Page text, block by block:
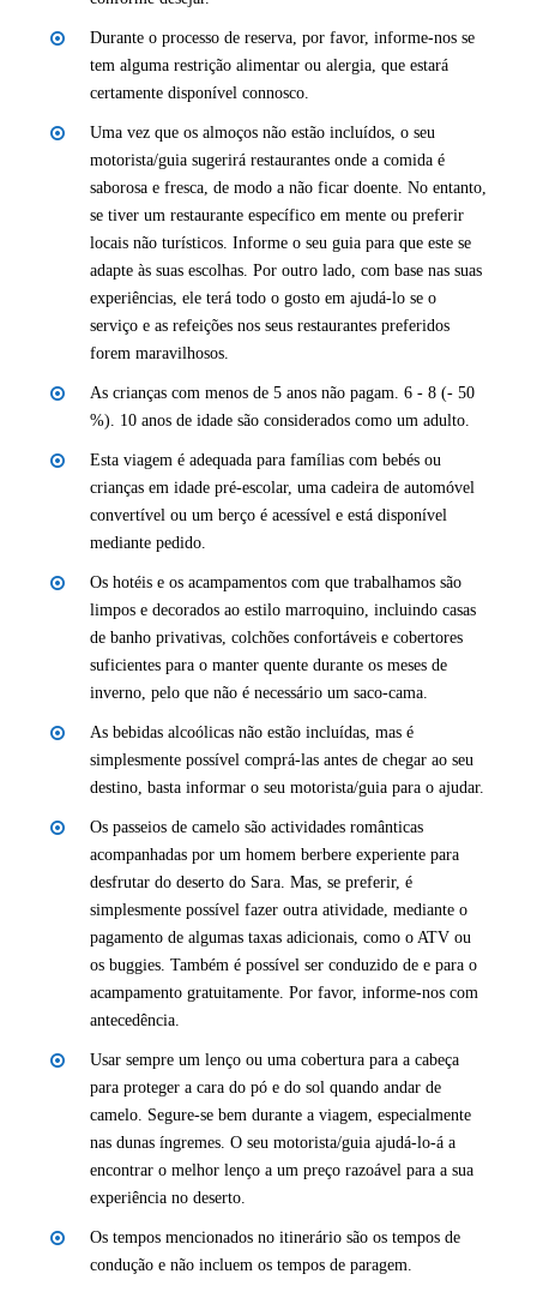
Durante o processo de reserva, por favor, informe-nos se
tem alguma restrição alimentar ou alergia, que estará
certamente disponível connosco.
Uma vez que os almoços não estão incluídos, o seu
motorista/guia sugerirá restaurantes onde a comida é
saborosa e fresca, de modo a não ficar doente. No entanto,
se tiver um restaurante específico em mente ou preferir
locais não turísticos. Informe o seu guia para que este se
adapte às suas escolhas. Por outro lado, com base nas suas
experiências, ele terá todo o gosto em ajudá-lo se o
serviço e as refeições nos seus restaurantes preferidos
forem maravilhosos.
As crianças com menos de 5 anos não pagam. 6 - 8 (- 50
%). 10 anos de idade são considerados como um adulto.
Esta viagem é adequada para famílias com bebés ou
crianças em idade pré-escolar, uma cadeira de automóvel
convertível ou um berço é acessível e está disponível
mediante pedido.
Os hotéis e os acampamentos com que trabalhamos são
limpos e decorados ao estilo marroquino, incluindo casas
de banho privativas, colchões confortáveis e cobertores
suficientes para o manter quente durante os meses de
inverno, pelo que não é necessário um saco-cama.
As bebidas alcoólicas não estão incluídas, mas é
simplesmente possível comprá-las antes de chegar ao seu
destino, basta informar o seu motorista/guia para o ajudar.
Os passeios de camelo são actividades românticas
acompanhadas por um homem berbere experiente para
desfrutar do deserto do Sara. Mas, se preferir, é
simplesmente possível fazer outra atividade, mediante o
pagamento de algumas taxas adicionais, como o ATV ou
os buggies. Também é possível ser conduzido de e para o
acampamento gratuitamente. Por favor, informe-nos com
antecedência.
Usar sempre um lenço ou uma cobertura para a cabeça
para proteger a cara do pó e do sol quando andar de
camelo. Segure-se bem durante a viagem, especialmente
nas dunas íngremes. O seu motorista/guia ajudá-lo-á a
encontrar o melhor lenço a um preço razoável para a sua
experiência no deserto.
Os tempos mencionados no itinerário são os tempos de
condução e não incluem os tempos de paragem.